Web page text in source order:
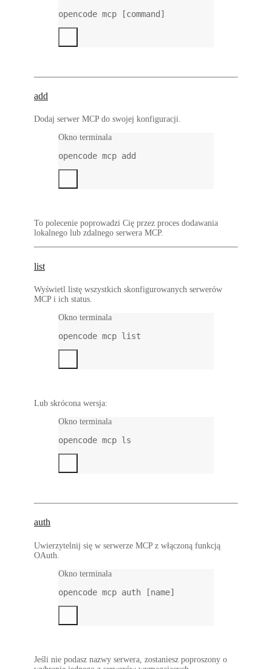
opencode mcp [command]
add
Dodaj serwer MCP do swojej konfiguracji.
Okno terminala
opencode mcp add
To polecenie poprowadzi Cię przez proces dodawania
lokalnego lub zdalnego serwera MCP.
list
Wyświetl listę wszystkich skonfigurowanych serwerów
MCP i ich status.
Okno terminala
opencode mcp list
Lub skrócona wersja:
Okno terminala
opencode mcp ls
auth
Uwierzytelnij się w serwerze MCP z włączoną funkcją
OAuth.
Okno terminala
opencode mcp auth [name]
Jeśli nie podasz nazwy serwera, zostaniesz poproszony o